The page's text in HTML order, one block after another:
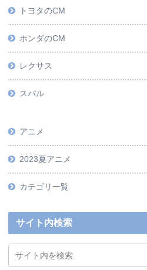
トヨタのCM
ホンダのCM
レクサス
スバル
アニメ
2023夏アニメ
カテゴリ一覧
サイト内検索